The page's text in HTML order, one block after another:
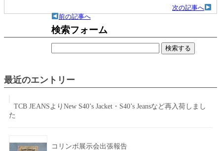
次の記事へ
前の記事へ
検索フォーム
最近のエントリー
TCB JEANSよりNew S40’s Jacket・S40’s Jeansなど再入荷しまし
た
コリンボ展示会出張報告